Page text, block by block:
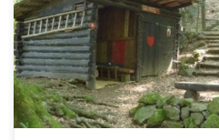
naselje”, Aleja Vlade Antolića 2
2807) i Krešimir Instruktori/
Završnog izleta i ispita je 200,00